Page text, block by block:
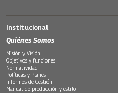
Institucional
Quiénes Somos
Misión y Visión
Objetivos y funciones
Normatividad
Políticas y Planes
Informes de Gestión
Manual de producción y estilo